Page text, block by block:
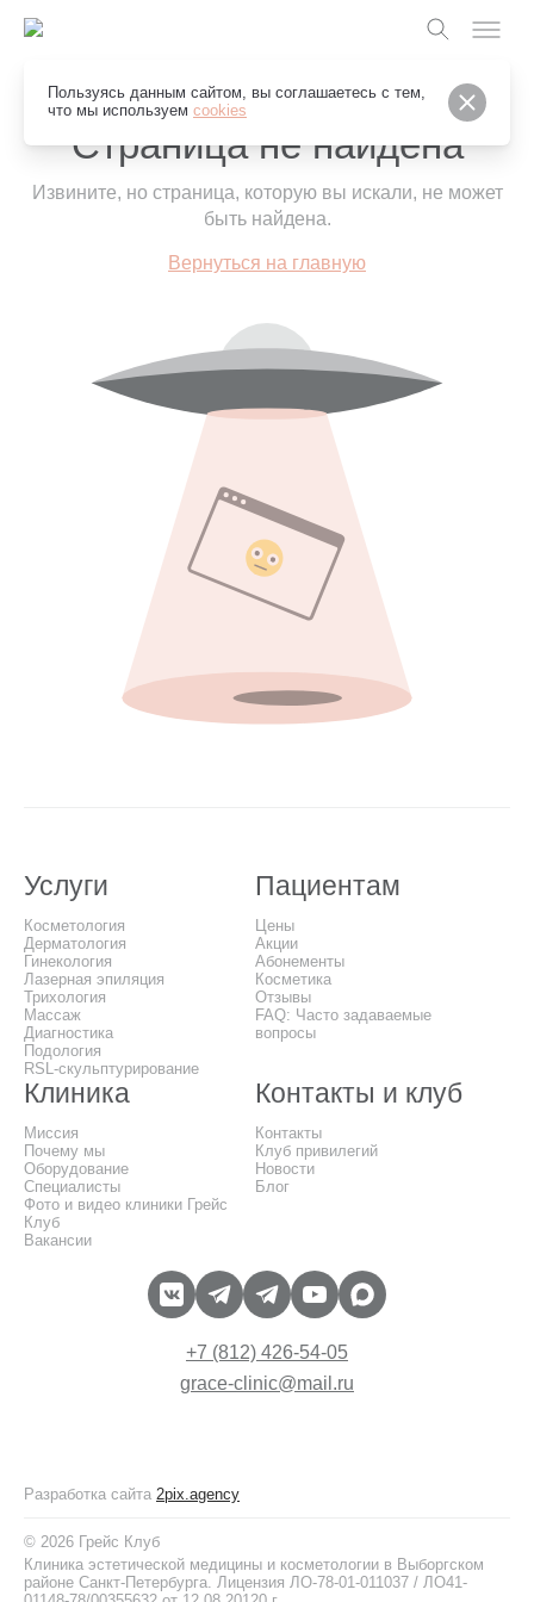
Пользуясь данным сайтом, вы соглашаетесь с тем,
что мы используем cookies
Страница не найдена
Извините, но страница, которую вы искали, не может
быть найдена.
Вернуться на главную
Услуги
Косметология
Дерматология
Гинекология
Лазерная эпиляция
Трихология
Массаж
Диагностика
Подология
RSL-скульптурирование
Пациентам
Цены
Акции
Абонементы
Косметика
Отзывы
FAQ: Часто задаваемые
вопросы
Клиника
Миссия
Почему мы
Оборудование
Специалисты
Фото и видео клиники Грейс
Клуб
Вакансии
Контакты и клуб
Контакты
Клуб привилегий
Новости
Блог
+7 (812) 426-54-05
grace-clinic@mail.ru
Разработка сайта 2pix.agency
© 2026 Грейс Клуб
Клиника эстетической медицины и косметологии в Выборгском
районе Санкт-Петербурга. Лицензия ЛО-78-01-011037 / ЛО41-